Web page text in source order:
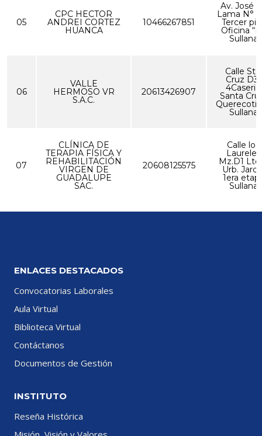
05
CPC HECTOR
ANDREI CORTEZ
HUANCA
10466267851
Av. José
Lama N°
Tercer
Oficina
Sullana
06
VALLE
HERMOSO VR
S.A.C.
20613426907
Calle Sta.
Cruz D3-
4Caserio
Santa
Sullana
07
CLÍNICA DE
TERAPIA FÍSICA Y
REHABILITACIÓN
VIRGEN DE
GUADALUPE
SAC.
20608125575
Calle los
Laureles
Mz.D1
Urb.
1era
Sullana
ENLACES DESTACADOS
Convocatorias Laborales
Aula Virtual
Biblioteca Virtual
Contáctanos
Documentos de Gestión
INSTITUTO
Reseña Histórica